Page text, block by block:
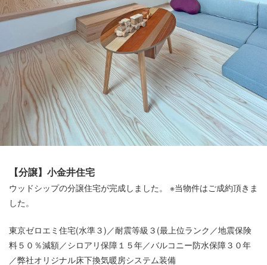
【分譲】小金井住宅
ウッドシップの分譲住宅が完成しました。 ※当物件はご成約頂きま
した。
東京ゼロエミ住宅(水準３)／耐震等級３(最上位ランク／地震保険
料５０％減額／シロアリ保障１５年／バルコニー防水保障３０年
／弊社オリジナル床下換気暖房システム装備